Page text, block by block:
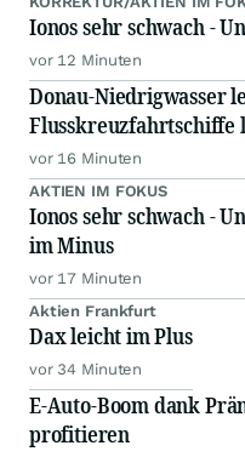
vor 12 Minuten
Donau-Niedrigwasser
Flusskreuzfahrtschiffe
vor 16 Minuten
AKTIEN IM FOKUS
Ionos sehr schwach - United Internet und 1&1 auch
im Minus
vor 17 Minuten
Aktien Frankfurt
Dax leicht im Plus
vor 34 Minuten
E-Auto-Boom dank
profitieren